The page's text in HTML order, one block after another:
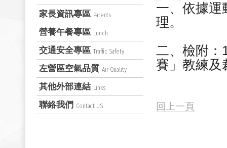
一、依據運
理。
二、檢附：
賽」教練及
回上一頁
家長資訊專區 Parents
營養午餐專區 Lunch
交通安全專區 Traffic Safety
左營區空氣品質 Air Quality
其他外部連結 Links
聯絡我們 Contact US